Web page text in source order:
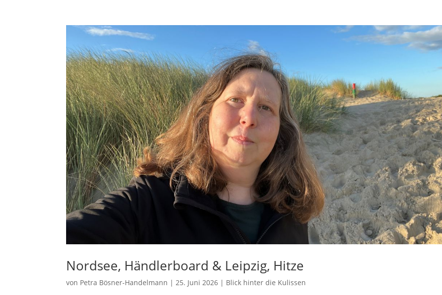
Nordsee, Händlerboard & Leipzig, Hitze
von Petra Bösner-Handelmann |25. Juni 2026 | Blick hinter die Kulissen